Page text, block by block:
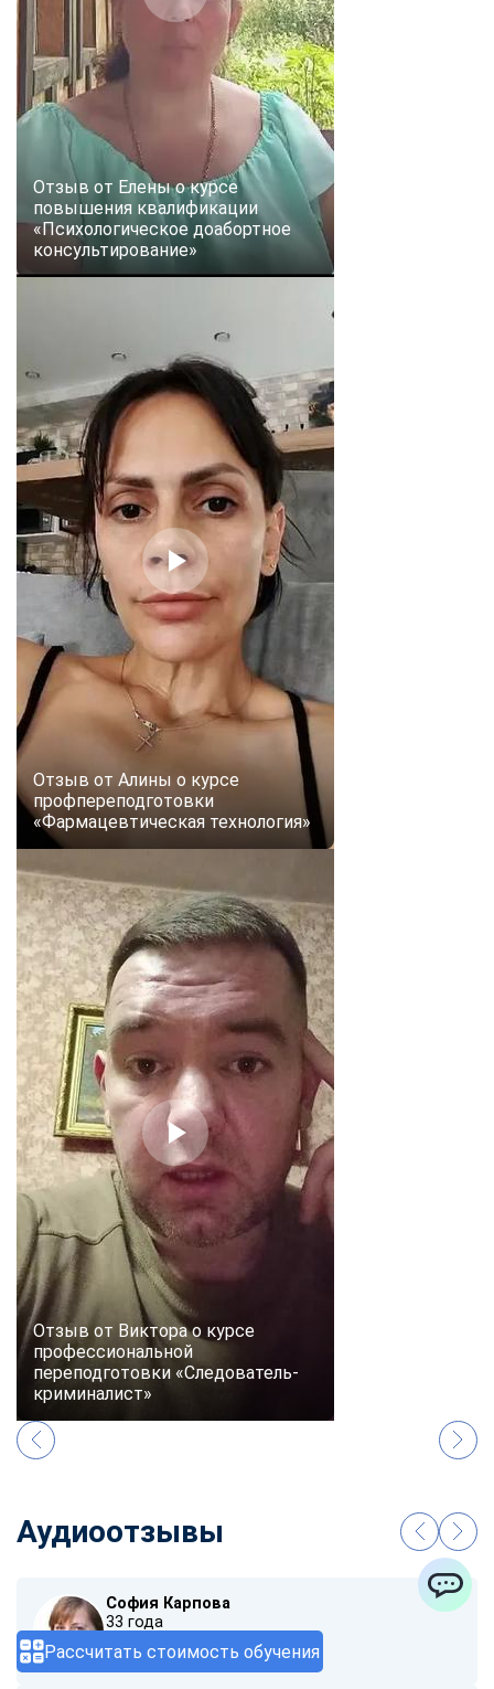
Рассчитать стоимость обучения
Отзыв от Елены о курсе
повышения квалификации
«Психологическое доабортное
консультирование»
Отзыв от Алины о курсе
профпереподготовки
«Фармацевтическая технология»
Отзыв от Виктора о курсе
профессиональной
переподготовки «Следователь-
криминалист»
Аудиоотзывы
София Карпова
33 года
00:00/ 01:40
ChatApp
online
Мессенджеры
Свяжитесь с нами через любой удобный мессенджер!
Telegram
Vkontakte EMail
Max